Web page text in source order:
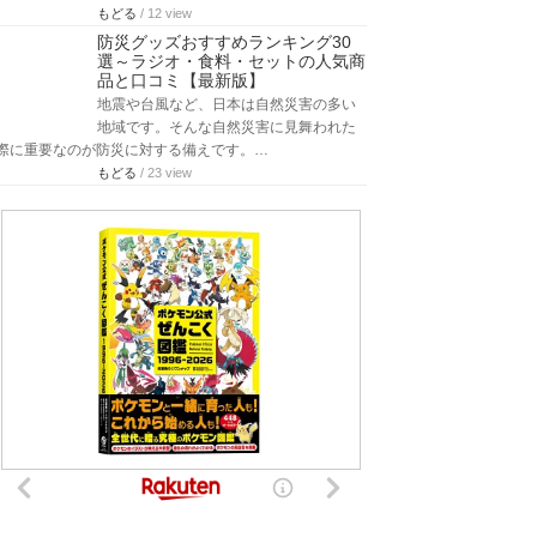
もどる / 12 view
防災グッズおすすめランキング30
選～ラジオ・食料・セットの人気商
品と口コミ【最新版】
地震や台風など、日本は自然災害の多い
地域です。そんな自然災害に見舞われた
に重要なのが防災に対する備えです。…
もどる / 23 view